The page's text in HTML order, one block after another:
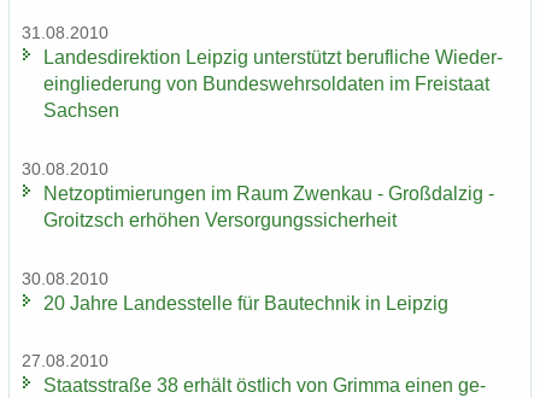
31.08.2010
Lan­des­di­rek­ti­on Leip­zig un­ter­stützt be­ruf­li­che Wie­der­
ein­glie­de­rung von Bun­des­wehr­sol­da­ten im Frei­staat
Sach­sen
30.08.2010
Netz­op­ti­mie­run­gen im Raum Zwenkau - Groß­dal­zig -
Groitzsch er­hö­hen Ver­sor­gungs­si­cher­heit
30.08.2010
20 Jahre Lan­des­stel­le für Bau­tech­nik in Leip­zig
27.08.2010
Staats­stra­ße 38 er­hält öst­lich von Grim­ma einen ge­